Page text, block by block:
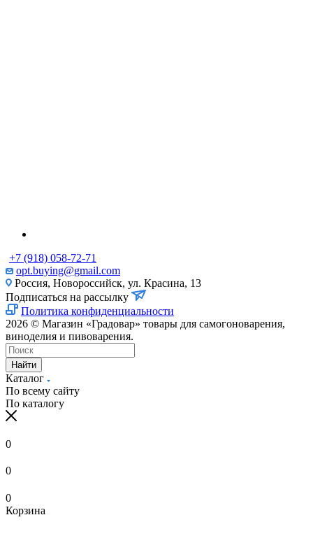
+7 (918) 058-72-71
opt.buying@gmail.com
Россия, Новороссийск, ул. Красина, 13
Подписаться на рассылку
Политика конфиденциальности
2026 © Магазин «Градовар» товары для самогоноварения,
виноделия и пивоварения.
Найти
Каталог
По всему сайту
По каталогу
0
0
0
Корзина